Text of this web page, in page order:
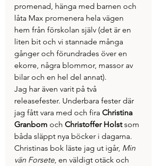
promenad, hänga med barnen och
låta Max promenera hela vägen
hem från förskolan själv (det är en
liten bit och vi stannade många
gånger och förundrades över en
ekorre, några blommor, massor av
bilar och en hel del annat).
Jag har även varit på två
releasefester. Underbara fester där
jag fått vara med och fira Christina
Granbom och Christoffer Holst som
båda släppt nya böcker i dagarna.
Christinas bok läste jag ut igår, Min
vän Forsete, en väldigt otäck och